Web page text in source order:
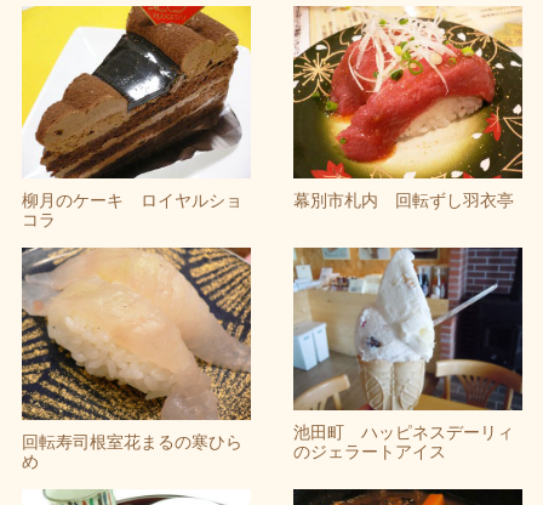
柳月のケーキ ロイヤルショ
コラ
幕別市札内 回転ずし羽衣亭
回転寿司根室花まるの寒ひら
め
池田町 ハッピネスデーリィ
のジェラートアイス